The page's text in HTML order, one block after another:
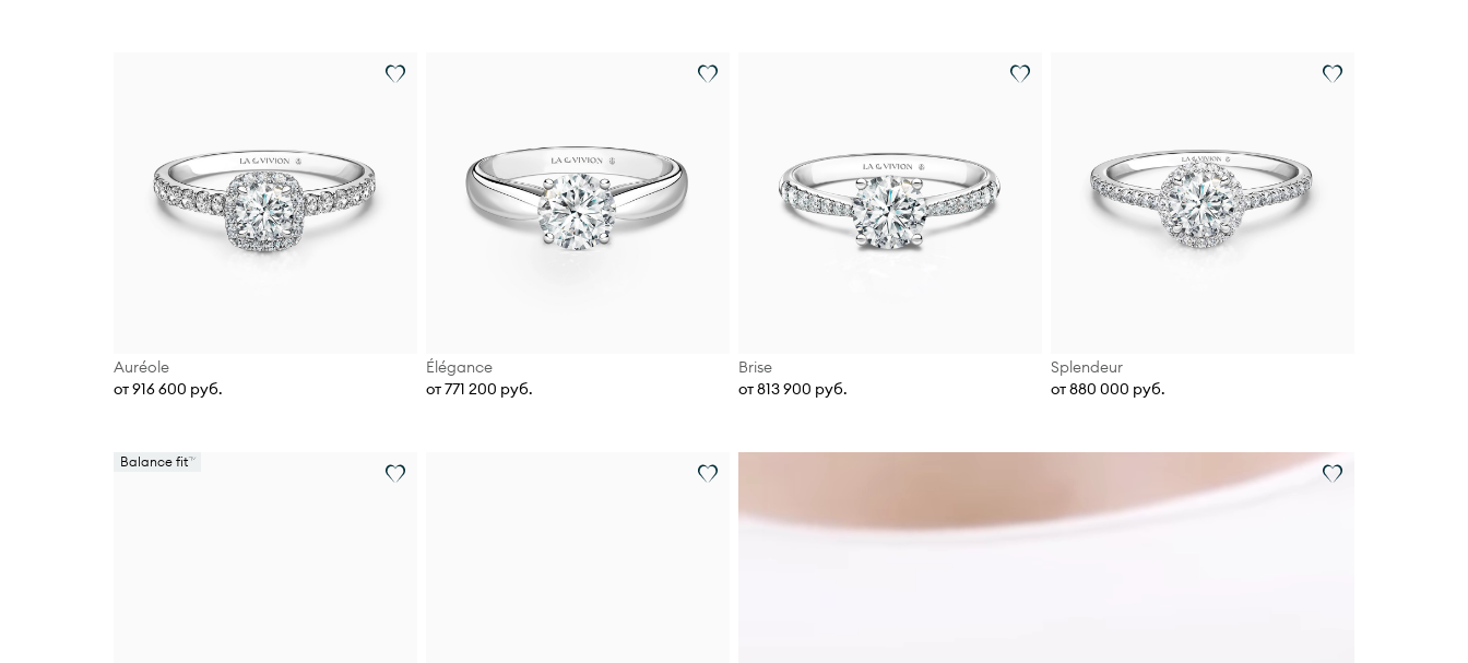
Auréole
от 916 600 руб.
Élégance
от 771 200 руб.
Brise
от 813 900 руб.
Splendeur
от 880 000 руб.
Balance fit